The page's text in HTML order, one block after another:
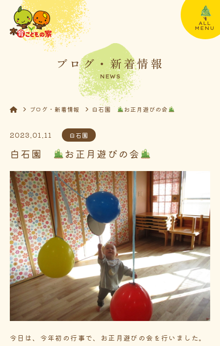
ALL
MENU
ブログ・新着情報
NEWS
ブログ・新着情報 白石園 お正月遊びの会
2023.01.11 白石園
白石園 お正月遊びの会
今日は、今年初の行事で、お正月遊びの会を行いました。